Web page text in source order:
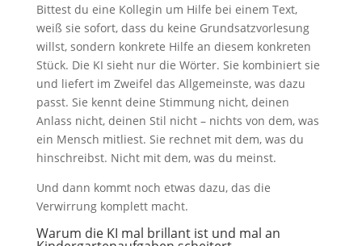
Bittest du eine Kollegin um Hilfe bei einem Text,
weiß sie sofort, dass du keine Grundsatzvorlesung
willst, sondern konkrete Hilfe an diesem konkreten
Stück. Die KI sieht nur die Wörter. Sie kombiniert sie
und liefert im Zweifel das Allgemeinste, was dazu
passt. Sie kennt deine Stimmung nicht, deinen
Anlass nicht, deinen Stil nicht – nichts von dem, was
ein Mensch mitliest. Sie rechnet mit dem, was du
hinschreibst. Nicht mit dem, was du meinst.
Und dann kommt noch etwas dazu, das die
Verwirrung komplett macht.
Warum die KI mal brillant ist und mal an